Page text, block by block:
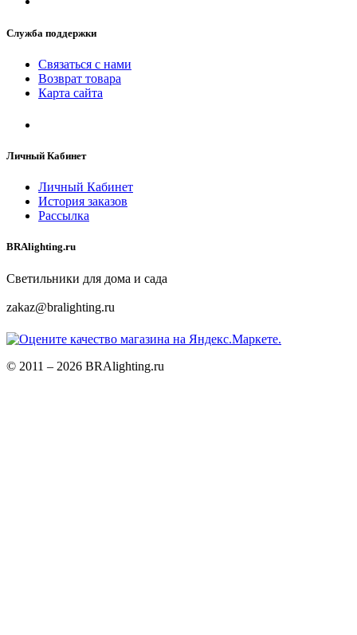
Служба поддержки
Связаться с нами
Возврат товара
Карта сайта
Личный Кабинет
Личный Кабинет
История заказов
Рассылка
BRAlighting.ru
Светильники для дома и сада
zakaz@bralighting.ru
© 2011 – 2026 BRAlighting.ru